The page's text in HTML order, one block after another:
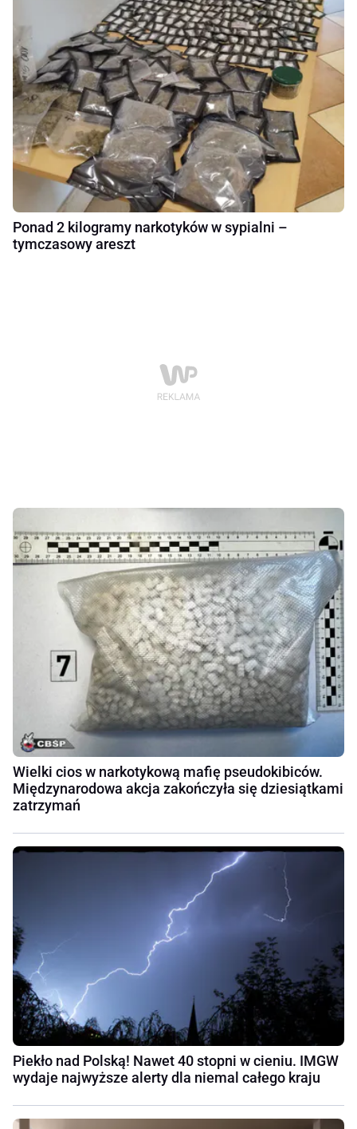
Ponad 2 kilogramy narkotyków w sypialni –
tymczasowy areszt
Wielki cios w narkotykową mafię pseudokibiców.
Międzynarodowa akcja zakończyła się dziesiątkami
zatrzymań
Piekło nad Polską! Nawet 40 stopni w cieniu. IMGW
wydaje najwyższe alerty dla niemal całego kraju